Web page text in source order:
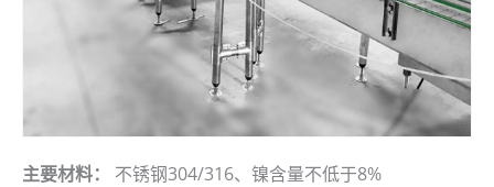
主要材料：
不锈钢304/316、镍含量不低于8%